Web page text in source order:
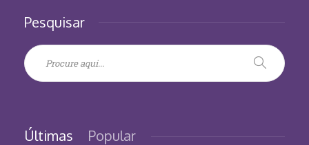
Pesquisar
Últimas Popular